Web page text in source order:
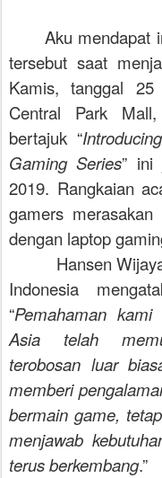
Aku mendapat
tersebut saat
Kamis, tanggal
Central Park
bertajuk “
Gaming Series” ini
2019. Rangkaian
gamers merasakan
dengan laptop
Hansen
Indonesia
“Pemahaman kami
Asia telah
terobosan luar
memberi
bermain game,
menjawab
terus berkembang.”